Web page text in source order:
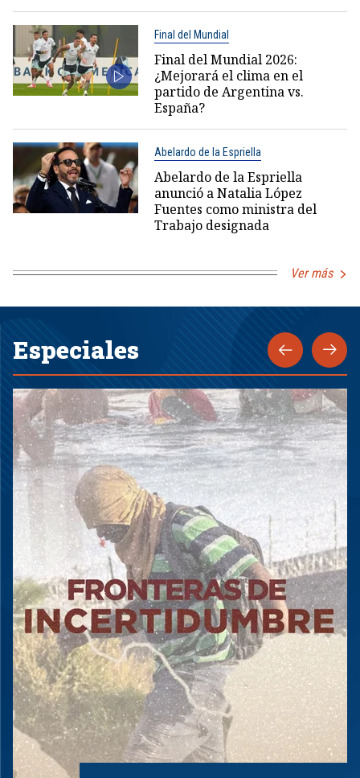
Final del Mundial
Final del Mundial 2026:
¿Mejorará el clima en el
partido de Argentina vs.
España?
Abelardo de la Espriella
Abelardo de la Espriella
anunció a Natalia López
Fuentes como ministra del
Trabajo designada
Ver más
Especiales